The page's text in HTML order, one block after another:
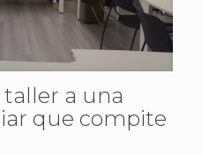
a una
que compite